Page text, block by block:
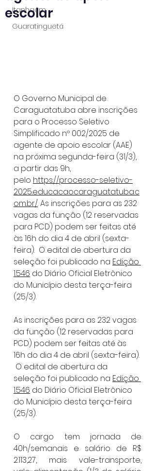
Itanhaém
Guaratinguetá
escolar
O Governo Municipal de
Caraguatatuba abre inscrições
para o Processo Seletivo
Simplificado nº 002/2025 de
agente de apoio escolar (AAE)
na próxima segunda-feira (31/3),
a partir das 9h,
pelo https://processo-seletivo-
2025.educacaocaraguatatuba.c
om.br/. As inscrições para as 232
vagas da função (12 reservadas
para PCD) podem ser feitas até
às 16h do dia 4 de abril (sexta-
feira).  O edital de abertura da
seleção foi publicado na Edição
1.546 do Diário Oficial Eletrônico
do Município desta terça-feira
(25/3).
As inscrições para as 232 vagas
da função (12 reservadas para
PCD) podem ser feitas até às
16h do dia 4 de abril (sexta-feira).
O edital de abertura da
seleção foi publicado na Edição
1.546 do Diário Oficial Eletrônico
do Município desta terça-feira
(25/3).
O cargo tem jornada de
40h/semanais e salário de R$
2.113,27, mais vale-transporte,